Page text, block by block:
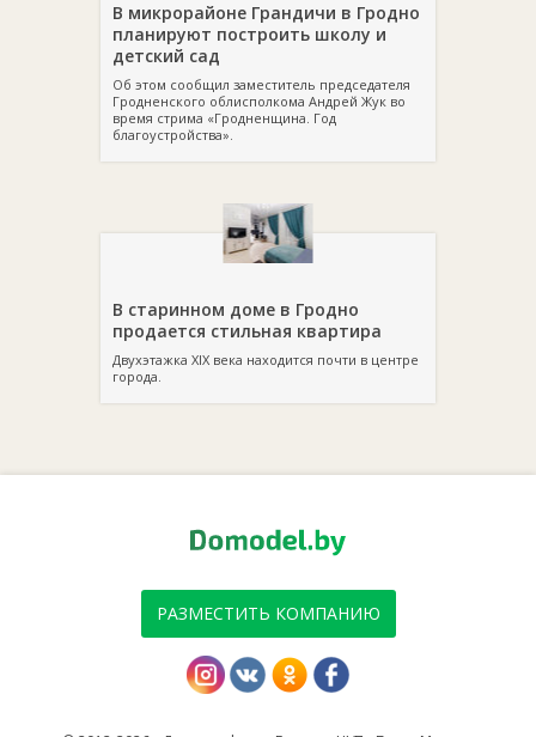
В микрорайоне Грандичи в Гродно
планируют построить школу и
детский сад
Об этом сообщил заместитель председателя
Гродненского облисполкома Андрей Жук во
время стрима «Гродненщина. Год
благоустройства».
В старинном доме в Гродно
продается стильная квартира
Двухэтажка XIX века находится почти в центре
города.
РАЗМЕСТИТЬ КОМПАНИЮ